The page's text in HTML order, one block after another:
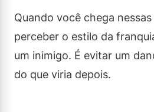
Quando você chega
perceber o estilo da
um inimigo. É evitar um
do que viria depois.